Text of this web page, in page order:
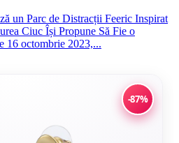
un Parc de Distracții Feeric Inspirat
Ciuc Își Propune Să Fie o
16 octombrie 2023,...
-87%